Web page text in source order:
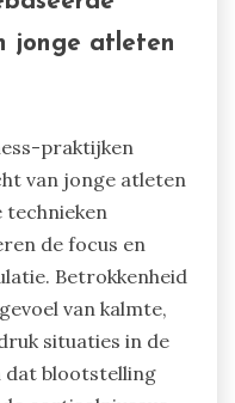
om beter om te
Bijvoorbeeld,
leiden tot
terwijl
de
kan verbeteren.
van mindfulness in
omgeving
onder